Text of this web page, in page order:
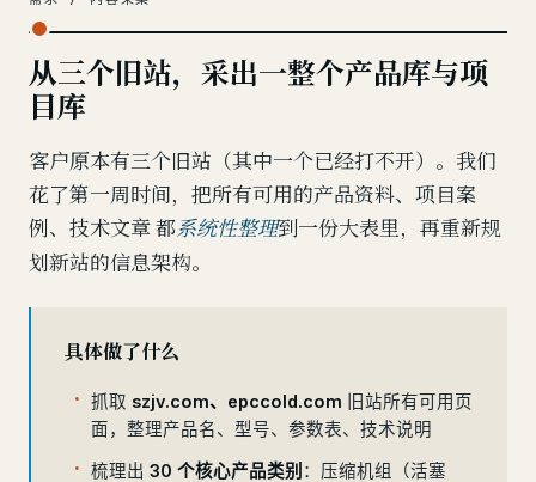
从三个旧站，采出一整个产品库与项
目库
客户原本有三个旧站（其中一个已经打不开）。我们
花了第一周时间，把所有可用的产品资料、项目案
例、技术文章 都系统性整理到一份大表里，再重新规
划新站的信息架构。
具体做了什么
抓取 szjv.com、epccold.com 旧站所有可用页
面，整理产品名、型号、参数表、技术说明
梳理出 30 个核心产品类别 ：压缩机组（活塞